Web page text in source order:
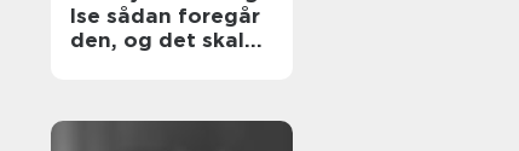
lse sådan foregår
den, og det skal